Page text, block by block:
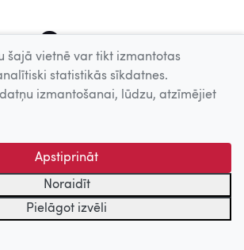
Uz augšu
Kino centrs, Kultūras informācijas sistēmu
partneris: Latvijas Valsts
arhīvs.
šajā vietnē var tikt izmantotas
statistikās sīkdatnes.
izmantošanai, lūdzu, atzīmējiet
Apstiprināt
Noraidīt
Pielāgot izvēli